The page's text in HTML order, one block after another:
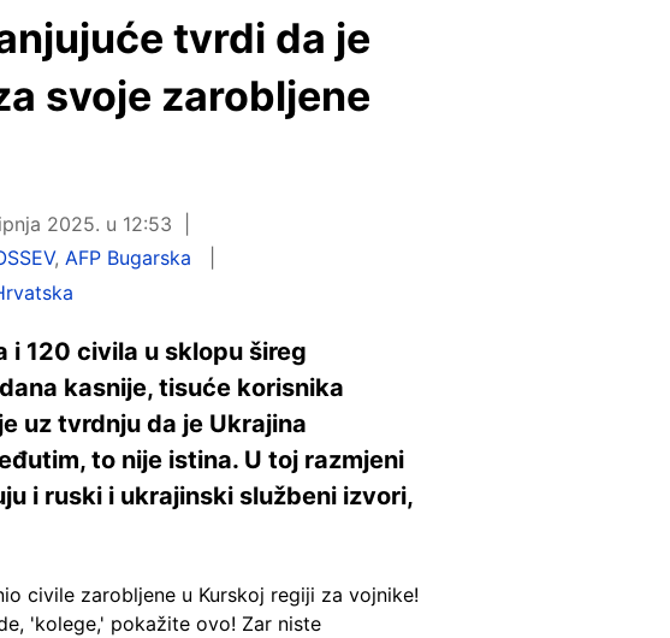
tvrdi da je
svoje zarobljene
2025. u 12:53
, AFP Bugarska
i 120 civila u sklopu šireg
kasnije, tisuće korisnika
uz tvrdnju da je Ukrajina
to nije istina. U toj razmjeni
i ruski i ukrajinski službeni izvori,
civile zarobljene u Kurskoj regiji za vojnike!
'kolege,' pokažite ovo! Zar niste